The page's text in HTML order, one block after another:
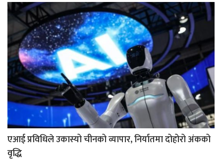
एआई प्रविधिले उकास्यो चीनको व्यापार, निर्यातमा दोहोरो अंकको
वृद्धि